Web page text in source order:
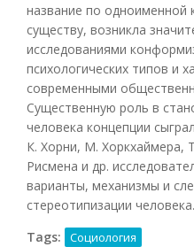
название по одноименной
существу, возникла
исследованиями
психологических типов и
современными
Существенную роль в
человека концепции
К. Хорни, М. Хоркхаймера,
Рисмена и др.
варианты, механизмы и
стереотипизации человека.
Tags:
Социология